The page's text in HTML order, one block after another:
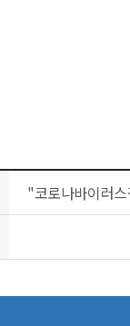
"코로나바이러